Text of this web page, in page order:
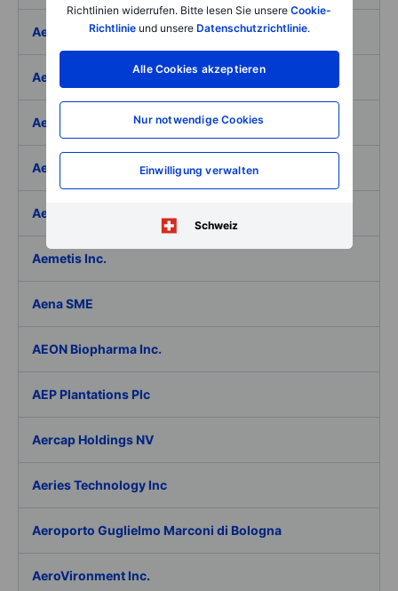
Richtlinien widerrufen. Bitte lesen Sie unsere Cookie-
Richtlinieund unsere Datenschutzrichtlinie.
Alle Cookies akzeptieren
Nur notwendige Cookies
Einwilligung verwalten
Schweiz
Aeffe
Aegon Ltd
Aegon Ltd. - ADR
Aehr Test Systems
Aeluma Inc.
Aemetis Inc.
Aena SME
AEON Biopharma Inc.
AEP Plantations Plc
Aercap Holdings NV
Aeries Technology Inc
Aeroporto Guglielmo Marconi di Bologna
AeroVironment Inc.